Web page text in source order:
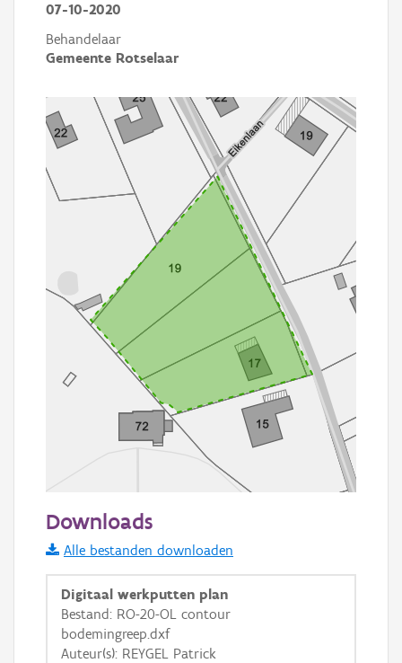
07-10-2020
Behandelaar
Gemeente Rotselaar
Informatie Vlaanderen
i
+ −
Downloads
Alle bestanden downloaden
Digitaal werkputten plan
Bestand: RO-20-OL contour
bodemingreep.dxf
Auteur(s): REYGEL Patrick